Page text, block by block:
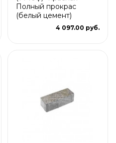
Полный прокрас
(белый цемент)
4 097.00 руб.